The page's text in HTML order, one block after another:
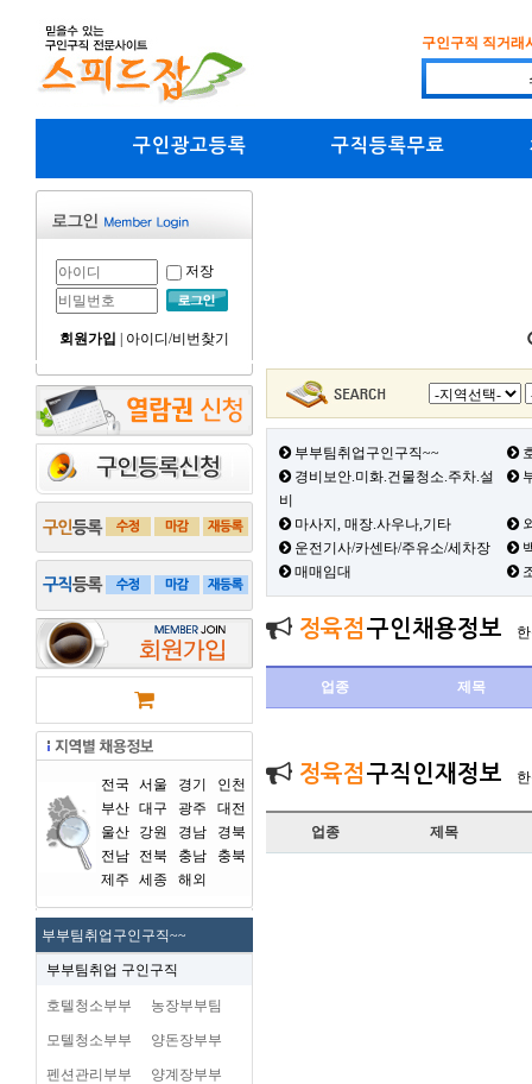
구인구직 직거래
구인광고등록 구직등록무료
저장
회원가입 아이디/비번찾기
전국 서울 경기
인천
부산 대구 광주
대전
울산
강원 경남
경북
전남
전북 충남
충북
제주
세종 해외
부부팀취업구인구직~~
부부팀취업 구인구직
호텔청소부부 농장부부팀
모텔청소부부 양돈장부부
펜션관리부부 양계장부부
부부팀취업구인구직~~
경비보안.미화.건물청소.주차.설
비
마사지, 매장.사우나,기타
운전기사/카센타/주유소/세차장
매매임대
정육점 구인채용정보
업종 제목
정육점 구직인재정보
업종 제목